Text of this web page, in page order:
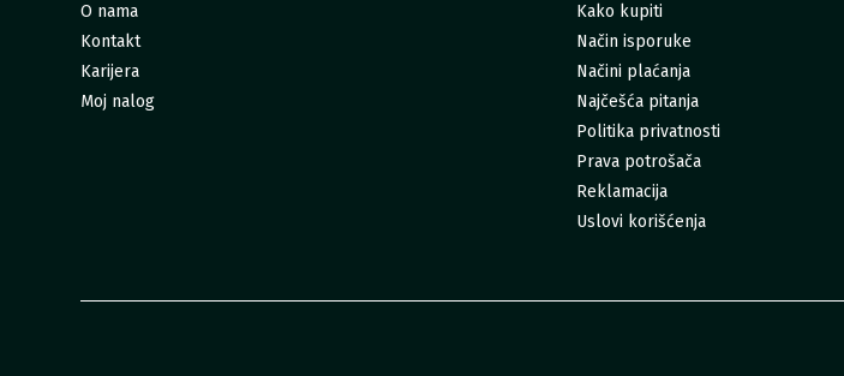
O nama
Kontakt
Karijera
Moj nalog
Kako kupiti
Način isporuke
Načini plaćanja
Najčešća pitanja
Politika privatnosti
Prava potrošača
Reklamacija
Uslovi korišćenja